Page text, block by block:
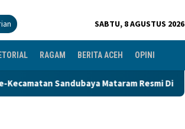
SABTU, 8 AGUSTUS 2026
RAGAM BERITA ACEH OPINI
Sandubaya Mataram Resmi Dilantik